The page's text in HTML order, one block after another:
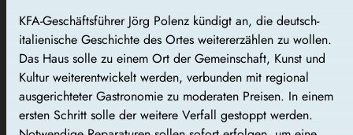
KFA-Geschäftsführer Jörg Polenz kündigt an, die deutsch-
italienische Geschichte des Ortes weitererzählen zu wollen.
Das Haus solle zu einem Ort der Gemeinschaft, Kunst und
Kultur weiterentwickelt werden, verbunden mit regional
ausgerichteter Gastronomie zu moderaten Preisen. In einem
ersten Schritt solle der weitere Verfall gestoppt werden.